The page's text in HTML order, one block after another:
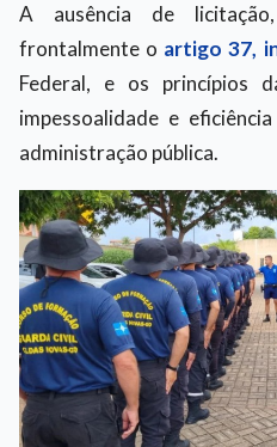
A ausência de
frontalmente o artigo 37,
Federal, e os princípios
impessoalidade e
administração pública.